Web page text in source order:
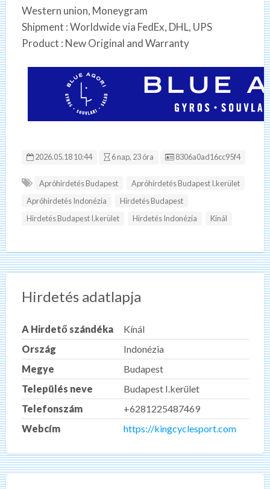
Western union, Moneygram
Shipment : Worldwide via FedEx, DHL, UPS
Product : New Original and Warranty
2026.05.18 10:44 6 nap, 23 óra Hirdetés ID:
8306a0ad16cc95f4
Apróhirdetés Budapest
Apróhirdetés Budapest I.kerület
Apróhirdetés Indonézia
Hirdetés Budapest
Hirdetés Budapest I.kerület
Hirdetés Indonézia Kínál
Hirdetés adatlapja
A Hirdető szándéka
Kínál
Ország
Indonézia
Megye
Budapest
Település neve
Budapest I.kerület
Telefonszám
+6281225487469
Webcím
https://kingcyclesport.com